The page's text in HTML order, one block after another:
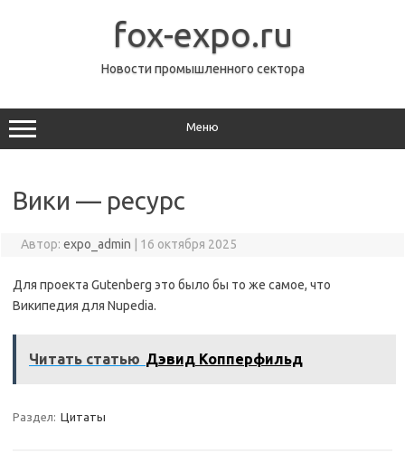
fox-expo.ru
Новости промышленного сектора
Меню
Вики — ресурс
Автор: expo_admin 16 октября 2025
Для проекта Gutenberg это было бы то же самое, что
Википедия для Nupedia.
Читать статью Дэвид Копперфильд
Раздел: Цитаты